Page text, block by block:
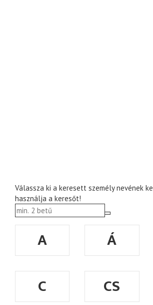
Válassza ki a keresett személy nevének
használja a keresőt!
A Á
C
CS